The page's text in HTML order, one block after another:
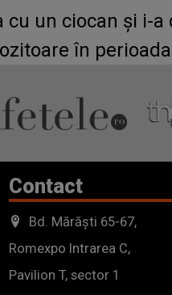
un ciocan și i-
în
Contact
Bd. Mărăști 65-67,
Romexpo Intrarea C,
Pavilion T, sector 1